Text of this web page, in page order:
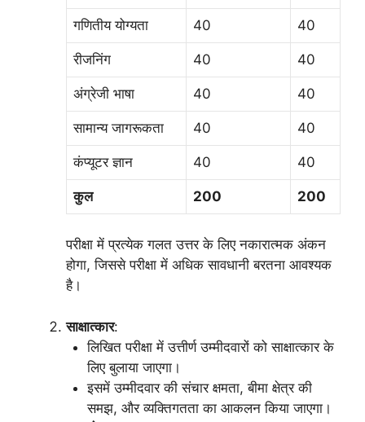
गणितीय योग्यता 40 40
रीजनिंग 40 40
अंग्रेजी भाषा 40 40
सामान्य जागरूकता 40 40
कंप्यूटर ज्ञान 40 40
कुल 200 200
परीक्षा में प्रत्येक गलत उत्तर के लिए नकारात्मक अंकन
होगा, जिससे परीक्षा में अधिक सावधानी बरतना आवश्यक
है।
साक्षात्कार:
लिखित परीक्षा में उत्तीर्ण उम्मीदवारों को साक्षात्कार के
लिए बुलाया जाएगा।
इसमें उम्मीदवार की संचार क्षमता, बीमा क्षेत्र की
समझ, और व्यक्तिगतता का आकलन किया जाएगा।